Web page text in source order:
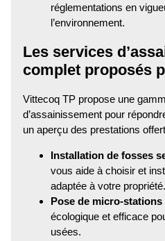
réglementations en
l’environnement.
Les services
complet proposés
Vittecoq TP propose une
d’assainissement pour
un aperçu des prestations
Installation de fosses
vous aide à choisir et
adaptée à votre propriété.
Pose de micro-stations
écologique et efficace
usées.